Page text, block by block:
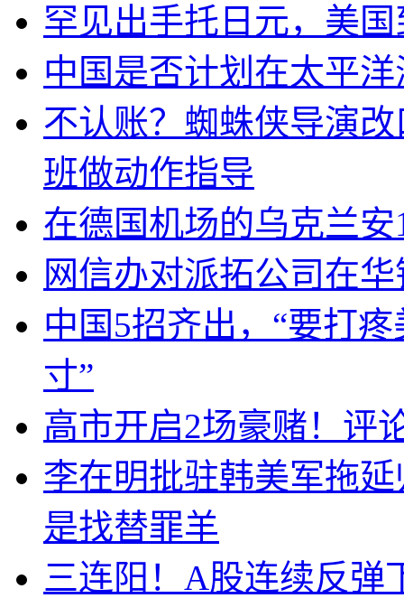
罕见出手托日元，美
中国是否计划在太平
不认账？蜘蛛侠导演
班做动作指导
在德国机场的乌克兰
网信办对派拓公司在
中国5招齐出，“要打
寸”
高市开启2场豪赌！评
李在明批驻韩美军拖
是找替罪羊
三连阳！A股连续反弹